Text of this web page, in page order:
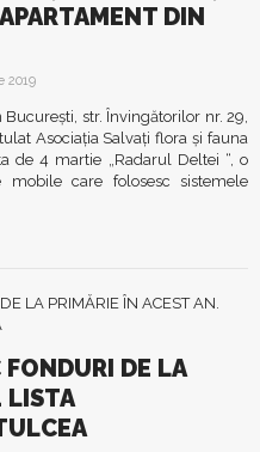
DIN
2019
str. Învingătorilor nr. 29,
Asociaţia Salvaţi flora şi fauna
de 4 martie „Radarul Deltei “, o
mobile care folosesc sistemele
FONDURI DE LA
LISTA